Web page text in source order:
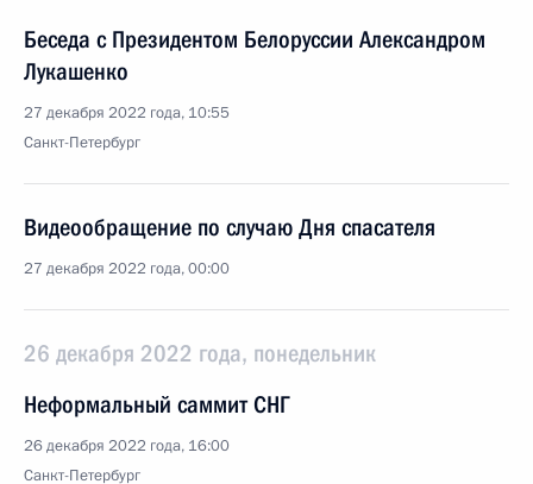
Беседа с Президентом Белоруссии Александром
Лукашенко
27 декабря 2022 года, 10:55
Санкт-Петербург
Видеообращение по случаю Дня спасателя
27 декабря 2022 года, 00:00
26 декабря 2022 года, понедельник
Неформальный саммит СНГ
26 декабря 2022 года, 16:00
Санкт-Петербург